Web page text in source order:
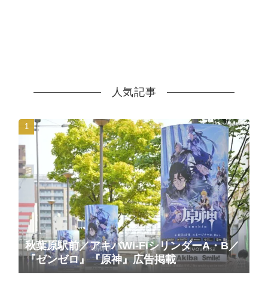
人気記事
秋葉原駅前／アキバWi-FiシリンダーA・B／
『ゼンゼロ』『原神』広告掲載